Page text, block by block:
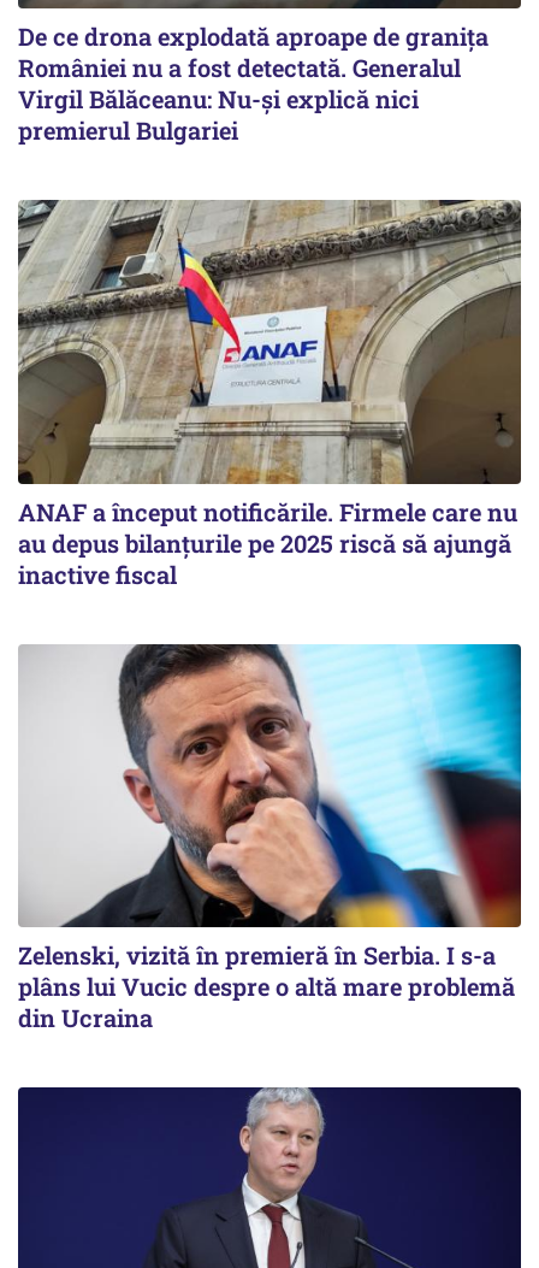
De ce drona explodată aproape de granița
României nu a fost detectată. Generalul
Virgil Bălăceanu: Nu-și explică nici
premierul Bulgariei
ANAF a început notificările. Firmele care nu
au depus bilanțurile pe 2025 riscă să ajungă
inactive fiscal
Zelenski, vizită în premieră în Serbia. I s-a
plâns lui Vucic despre o altă mare problemă
din Ucraina